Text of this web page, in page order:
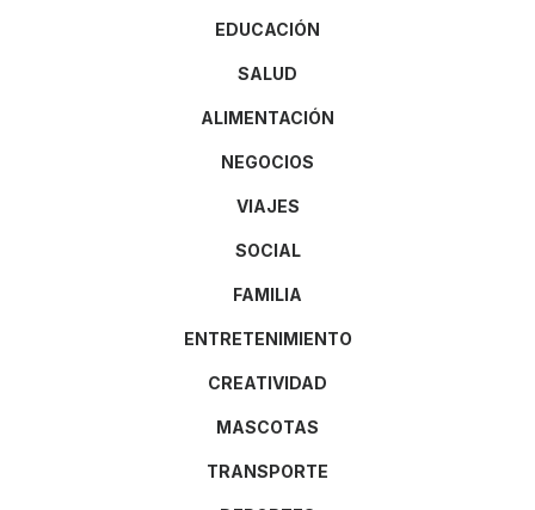
EDUCACIÓN
SALUD
ALIMENTACIÓN
NEGOCIOS
VIAJES
SOCIAL
FAMILIA
ENTRETENIMIENTO
CREATIVIDAD
MASCOTAS
TRANSPORTE